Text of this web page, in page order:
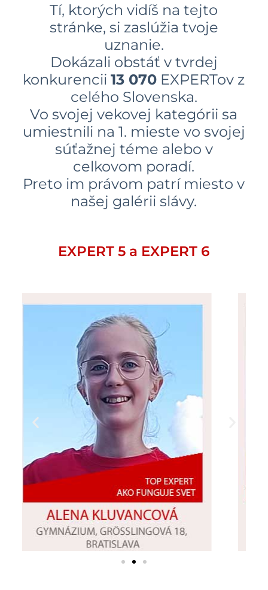
Tí, ktorých vidíš na tejto
stránke, si zaslúžia tvoje
uznanie.
Dokázali obstáť v tvrdej
konkurencii13 070 EXPERTov z
celého Slovenska.
Vo svojej vekovej kategórii sa
umiestnili na 1. mieste vo svojej
súťažnej téme alebo v
celkovom poradí.
Preto im právom patrí miesto v
našej galérii slávy.
EXPERT 5 a EXPERT 6